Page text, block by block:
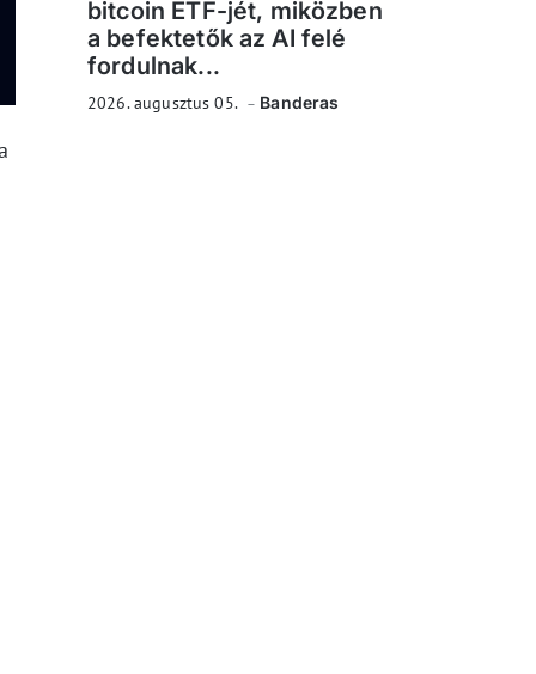
bitcoin ETF-jét, miközben
a befektetők az AI felé
fordulnak...
2026. augusztus 05. Banderas